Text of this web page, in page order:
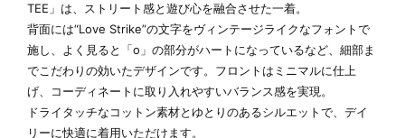
TEE」は、ストリート感と遊び心を融合させた一着。
背面には“Love Strike”の文字をヴィンテージライクなフォントで
施し、よく見ると「o」の部分がハートになっているなど、細部ま
でこだわりの効いたデザインです。フロントはミニマルに仕上
げ、コーディネートに取り入れやすいバランス感を実現。
ドライタッチなコットン素材とゆとりのあるシルエットで、デイ
リーに快適に着用いただけます。